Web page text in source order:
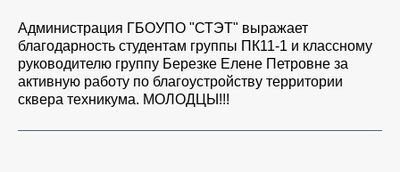
Администрация ГБОУПО "СТЭТ" выражает
благодарность студентам группы ПК11-1 и классному
руководителю группу Березке Елене Петровне за
активную работу по благоустройству территории
сквера техникума. МОЛОДЦЫ!!!